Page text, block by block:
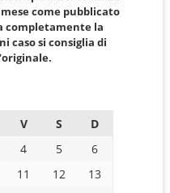
come pubblicato
completamente la
caso si consiglia di
V S
D
4 5
6
11 12
13